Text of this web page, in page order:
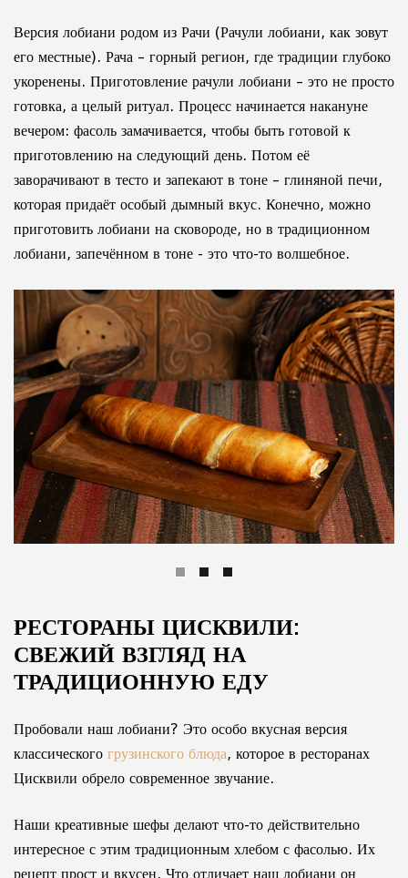
Версия лобиани родом из Рачи (Рачули лобиани, как зовут
его местные). Рача – горный регион, где традиции глубоко
укоренены. Приготовление рачули лобиани – это не просто
готовка, а целый ритуал. Процесс начинается накануне
вечером: фасоль замачивается, чтобы быть готовой к
приготовлению на следующий день. Потом её
заворачивают в тесто и запекают в тоне – глиняной печи,
которая придаёт особый дымный вкус. Конечно, можно
приготовить лобиани на сковороде, но в традиционном
лобиани, запечённом в тоне - это что-то волшебное.
РЕСТОРАНЫ ЦИСКВИЛИ:
СВЕЖИЙ ВЗГЛЯД НА
ТРАДИЦИОННУЮ ЕДУ
Пробовали наш лобиани? Это особо вкусная версия
классического грузинского блюда, которое в ресторанах
Цисквили обрело современное звучание.
Наши креативные шефы делают что-то действительно
интересное с этим традиционным хлебом с фасолью. Их
рецепт прост и вкусен. Что отличает наш лобиани он